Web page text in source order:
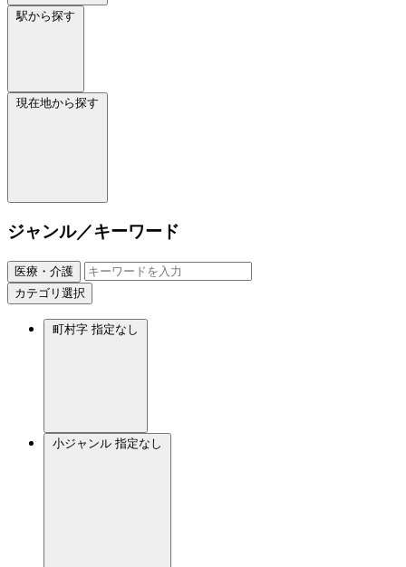
駅から探す
現在地から探す
ジャンル／キーワード
医療・介護
カテゴリ選択
町村字 指定なし
小ジャンル 指定なし